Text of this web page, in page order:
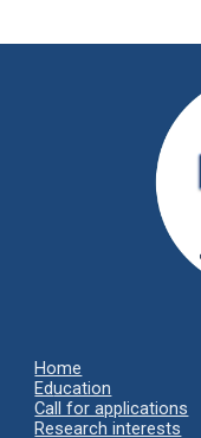
Home
Education
Call for applications
Research interests